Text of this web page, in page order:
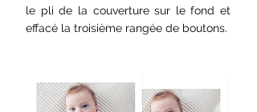
le pli de la couverture sur le fond et
effacé la troisième rangée de boutons.